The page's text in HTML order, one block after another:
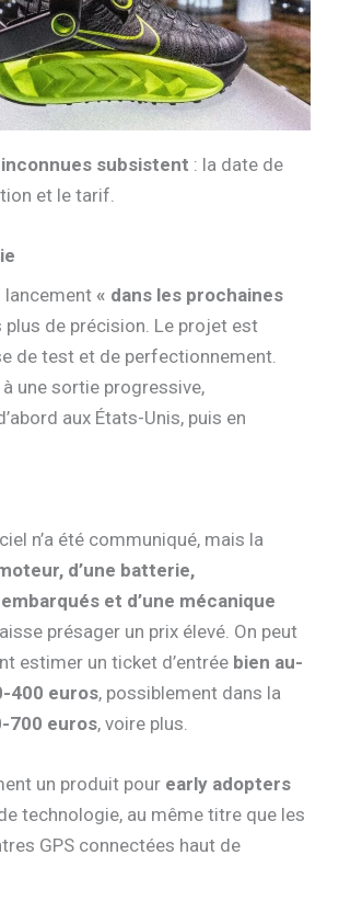
subsistent : la date de
et le tarif.
lancement« dans les prochaines
plus de précision. Le projet est
de test et de perfectionnement.
une sortie progressive,
aux États-Unis, puis en
n’a été communiqué, mais la
d’une batterie,
et d’une mécanique
présager un prix élevé. On peut
estimer un ticket d’entrée bien au-
400 euros, possiblement dans la
700 euros, voire plus.
un produit pour early adopters
technologie, au même titre que les
GPS connectées haut de